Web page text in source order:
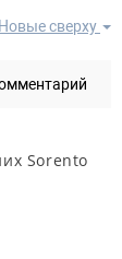
Новые сверху
Sorento